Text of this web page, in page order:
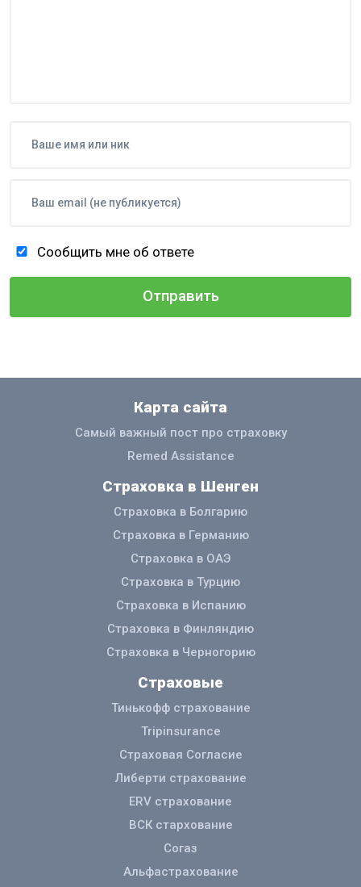
Сообщить мне об ответе
Карта сайта
Самый важный пост про страховку
Remed Assistance
Страховка в Шенген
Страховка в Болгарию
Страховка в Германию
Страховка в ОАЭ
Страховка в Турцию
Страховка в Испанию
Страховка в Финляндию
Страховка в Черногорию
Страховые
Тинькофф страхование
Tripinsurance
Страховая Согласие
Либерти страхование
ERV страхование
ВСК стархование
Согаз
Альфастрахование